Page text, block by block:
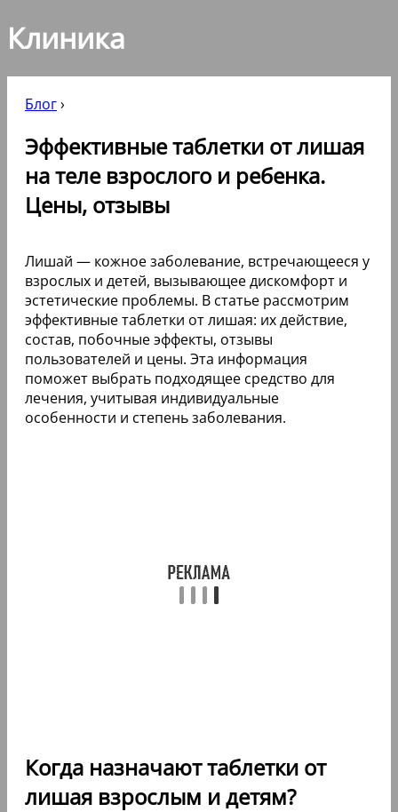
Клиника
Блог›
Эффективные таблетки от лишая
на теле взрослого и ребенка.
Цены, отзывы
Лишай — кожное заболевание, встречающееся у
взрослых и детей, вызывающее дискомфорт и
эстетические проблемы. В статье рассмотрим
эффективные таблетки от лишая: их действие,
состав, побочные эффекты, отзывы
пользователей и цены. Эта информация
поможет выбрать подходящее средство для
лечения, учитывая индивидуальные
особенности и степень заболевания.
Когда назначают таблетки от
лишая взрослым и детям?